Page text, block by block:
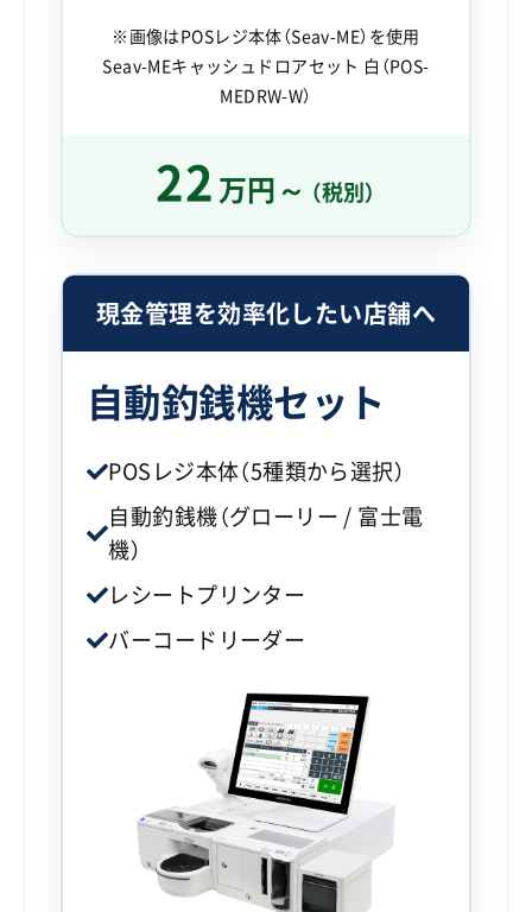
※画像はPOSレジ本体（Seav-ME）を使用
Seav-MEキャッシュドロアセット 白（POS-
MEDRW-W）
22 万円～ （税別）
現金管理を効率化したい店舗へ
自動釣銭機セット
POSレジ本体（5種類から選択）
自動釣銭機（グローリー / 富士電
機）
レシートプリンター
バーコードリーダー